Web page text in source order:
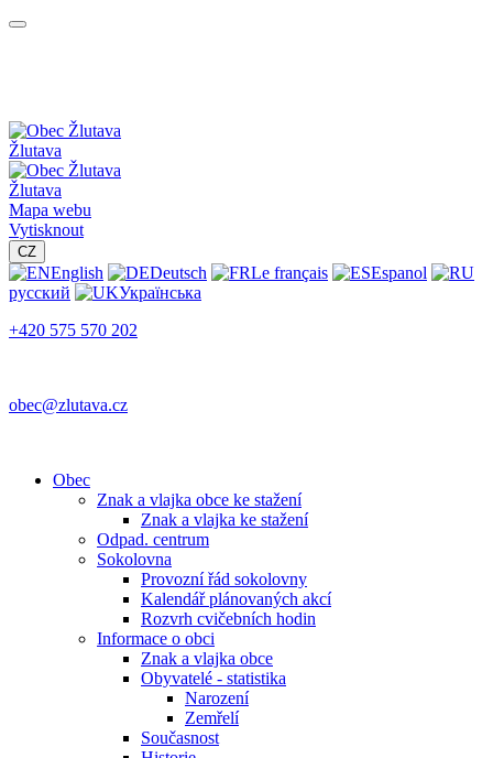
Žlutava
Žlutava
Mapa webu
Vytisknout
CZ
English Deutsch Le français
Espanol
русский
Українська
+420 575 570 202
obec@zlutava.cz
Obec
Znak a vlajka obce ke stažení
Znak a vlajka ke stažení
Odpad. centrum
Sokolovna
Provozní řád sokolovny
Kalendář plánovaných akcí
Rozvrh cvičebních hodin
Informace o obci
Znak a vlajka obce
Obyvatelé - statistika
Narození
Zemřelí
Současnost